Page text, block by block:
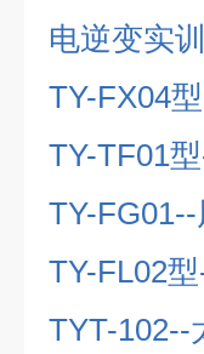
电逆变实
TY-FX04型
TY-TF01型
TY-FG01--
TY-FL02型
TYT-102--